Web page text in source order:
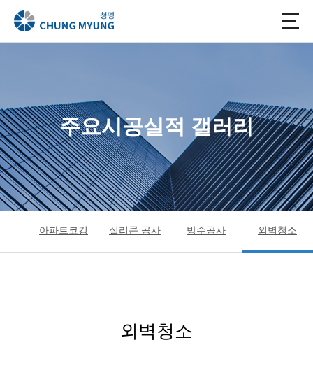
주요시공실적 갤러리
아파트코킹 실리콘 공사 방수공사 외벽청소
외벽청소